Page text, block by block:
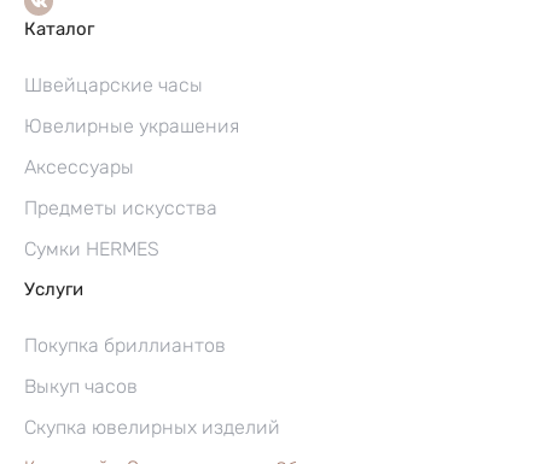
Каталог
Швейцарские часы
Ювелирные украшения
Аксессуары
Предметы искусства
Сумки HERMES
Услуги
Покупка бриллиантов
Выкуп часов
Скупка ювелирных изделий